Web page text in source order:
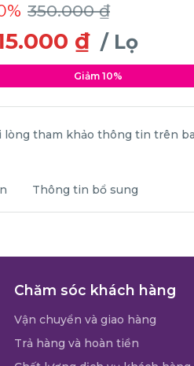
350.000 ₫
₫ / Lọ
Giảm 10%
lòng tham khảo thông tin trên
Thông tin bổ sung
Chăm sóc khách hàng
Vận chuyển và giao hàng
Trả hàng và hoàn tiền